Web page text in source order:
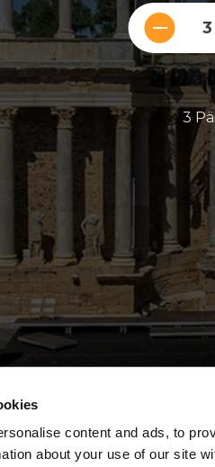
content and ads, to
about your use of our site
3